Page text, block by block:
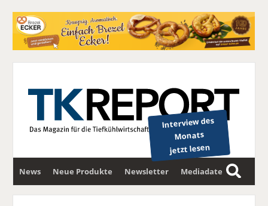
Interview des
Monats
jetzt lesen
News Neue Produkte Newsletter Mediadaten
S
u